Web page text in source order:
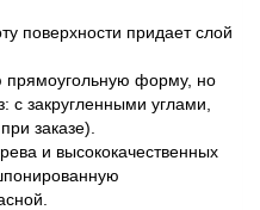
поверхности придает слой
прямоугольную форму, но
с закругленными углами,
заказе).
и высококачественных